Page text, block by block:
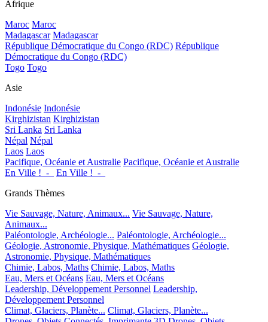
Afrique
Maroc Maroc
Madagascar Madagascar
République Démocratique du Congo (RDC) République
Démocratique du Congo (RDC)
Togo Togo
Asie
Indonésie Indonésie
Kirghizistan Kirghizistan
Sri Lanka Sri Lanka
Népal Népal
Laos Laos
Pacifique, Océanie et Australie Pacifique, Océanie et Australie
En Ville !_-_
En Ville !_-_
Grands Thèmes
Vie Sauvage, Nature, Animaux... Vie Sauvage, Nature,
Animaux...
Paléontologie, Archéologie... Paléontologie, Archéologie...
Géologie, Astronomie, Physique, Mathématiques Géologie,
Astronomie, Physique, Mathématiques
Chimie, Labos, Maths Chimie, Labos, Maths
Eau, Mers et Océans Eau, Mers et Océans
Leadership, Développement Personnel Leadership,
Développement Personnel
Climat, Glaciers, Planète... Climat, Glaciers, Planète...